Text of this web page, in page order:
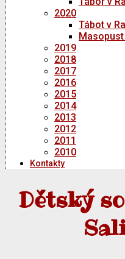
2020
Tábot v
2019
2018
2017
2016
2015
2014
2013
2012
2011
2010
Kontakty
Dětský